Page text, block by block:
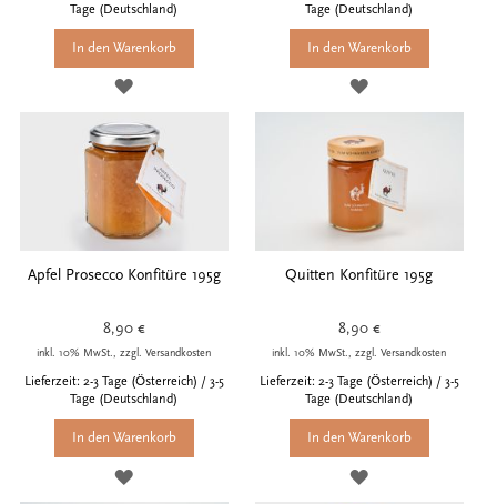
Tage (Deutschland)
In den Warenkorb
ZUR
WUNSCHLISTE
HINZUFÜGEN
Tage (Deutschland)
In den Warenkorb
ZUR
HINZUFÜGEN
Apfel Prosecco Konfitüre 195g
8,90 €
inkl. 10% MwSt., zzgl. Versandkosten
Lieferzeit: 2-3 Tage (Österreich) / 3-5
Tage (Deutschland)
In den Warenkorb
ZUR
Quitten Konfitüre 195g
8,90 €
inkl. 10% MwSt., zzgl. Versandkosten
Lieferzeit: 2-3 Tage (Österreich) / 3-5
Tage (Deutschland)
In den Warenkorb
ZUR